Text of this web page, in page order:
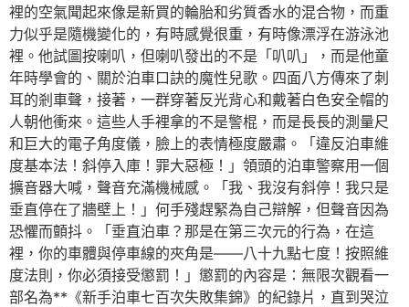
裡的空氣聞起來像是新買的輪胎和劣質香水的混合物，而重
力似乎是隨機變化的，有時感覺很重，有時像漂浮在游泳池
裡。他試圖按喇叭，但喇叭發出的不是「叭叭」，而是他童
年時學會的、關於泊車口訣的魔性兒歌。四面八方傳來了刺
耳的剎車聲，接著，一群穿著反光背心和戴著白色安全帽的
人朝他衝來。這些人手裡拿的不是警棍，而是長長的測量尺
和巨大的電子角度儀，臉上的表情極度嚴肅。「違反泊車維
度基本法！斜停入庫！罪大惡極！」領頭的泊車警察用一個
擴音器大喊，聲音充滿機械感。「我、我沒有斜停！我只是
垂直停在了牆壁上！」何手殘趕緊為自己辯解，但聲音因為
恐懼而顫抖。「垂直泊車？那是在第三次元的行為，在這
裡，你的車體與停車線的夾角是——八十九點七度！按照維
度法則，你必須接受懲罰！」懲罰的內容是：無限次觀看一
部名為**《新手泊車七百次失敗集錦》的紀錄片，直到哭泣